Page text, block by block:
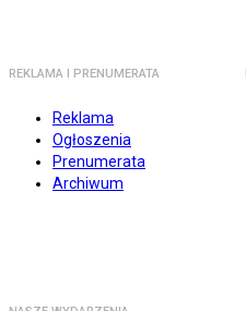
REKLAMA I PRENUMERATA
Reklama
Ogłoszenia
Prenumerata
Archiwum